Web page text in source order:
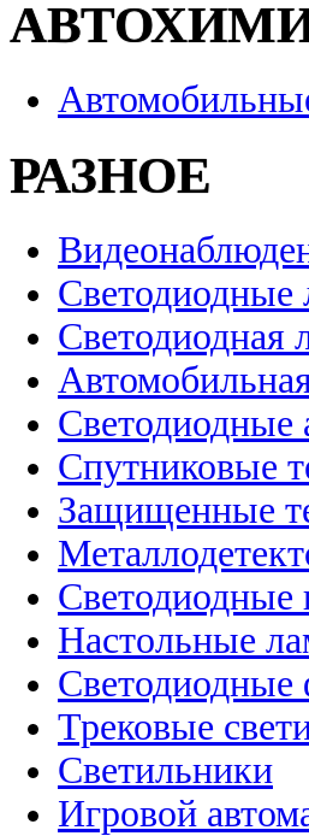
РАЗНОЕ
Светодиодная
Светодиодные
Спутниковые
Защищенные
Светодиодные
Настольные
Светодиодные
Трековые
Светильники
Игровой